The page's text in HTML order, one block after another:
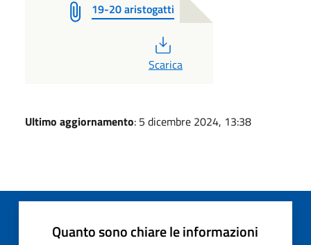
19-20 aristogatti
Scarica
Ultimo aggiornamento: 5 dicembre 2024, 13:38
Quanto sono chiare le informazioni